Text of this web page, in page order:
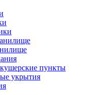
пункты
укрытия